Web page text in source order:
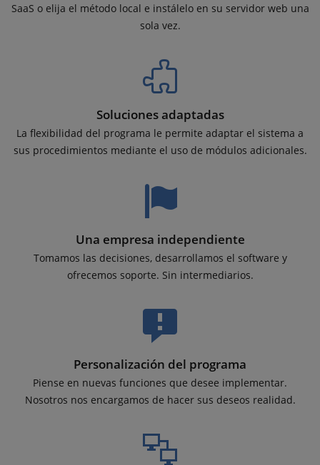
SaaS o elija el método local e instálelo en su servidor web una
sola vez.
Soluciones adaptadas
La flexibilidad del programa le permite adaptar el sistema a
sus procedimientos mediante el uso de módulos adicionales.
Una empresa independiente
Tomamos las decisiones, desarrollamos el software y
ofrecemos soporte. Sin intermediarios.
Personalización del programa
Piense en nuevas funciones que desee implementar.
Nosotros nos encargamos de hacer sus deseos realidad.